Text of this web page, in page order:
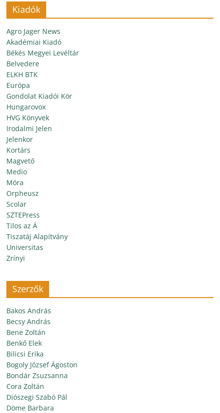
Kiadók
Agro Jager News
Akadémiai Kiadó
Békés Megyei Levéltár
Belvedere
ELKH BTK
Európa
Gondolat Kiadói Kör
Hungarovox
HVG Könyvek
Irodalmi Jelen
Jelenkor
Kortárs
Magvető
Medio
Móra
Orpheusz
Scolar
SZTEPress
Tilos az Á
Tiszatáj Alapítvány
Universitas
Zrínyi
Szerzők
Bakos András
Becsy András
Bene Zoltán
Benkő Elek
Bilicsi Erika
Bogoly József Ágoston
Bondár Zsuzsanna
Cora Zoltán
Diószegi Szabó Pál
Döme Barbara